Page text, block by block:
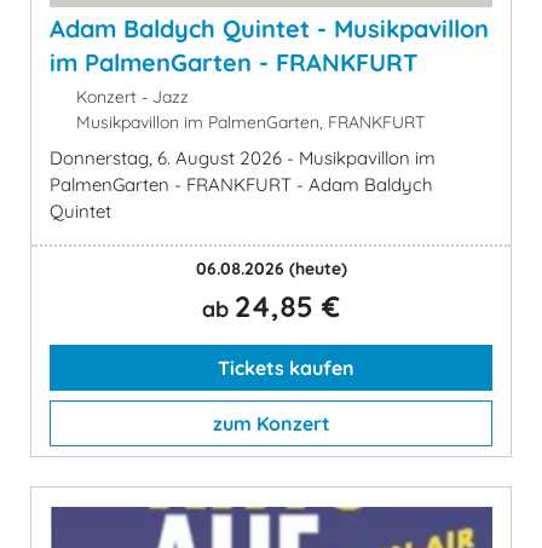
Adam Baldych Quintet - Musikpavillon
im PalmenGarten - FRANKFURT
Konzert - Jazz
Musikpavillon im PalmenGarten, FRANKFURT
Donnerstag, 6. August 2026 - Musikpavillon im
PalmenGarten - FRANKFURT - Adam Baldych
Quintet
06.08.2026 (heute)
ab 24,85 €
Tickets kaufen
zum Konzert